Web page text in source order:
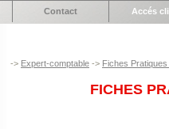
Contact Accés
-> Expert-comptable -> Fiches
FICHES